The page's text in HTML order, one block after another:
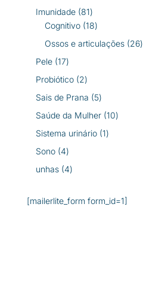
produtos
Imunidade 8181
produtos
Cognitivo 1818
produtos
Ossos e articulações 2626
Pele 1717
produtos
Probiótico 22
produtos
Sais de Prana 55
produtos
Saúde da Mulher 1010
Sistema urinário 11
Sono 44
produtos
unhas 44
[mailerlite_form form_id=1]